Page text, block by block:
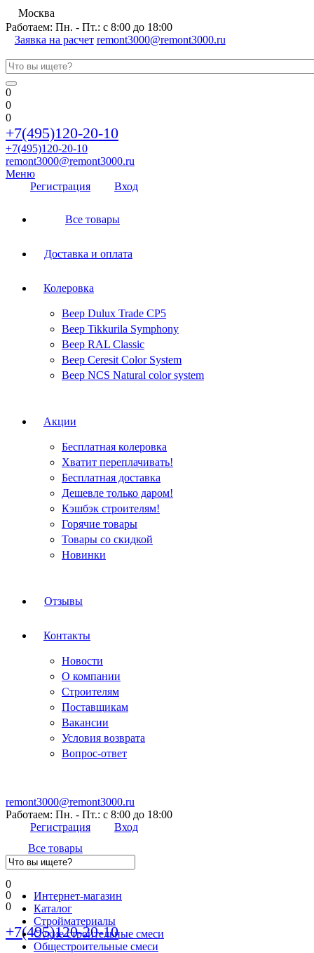
Москва
Работаем: Пн. - Пт.: с 8:00 до 18:00
Заявка на расчет remont3000@remont3000.ru
0
0
0
+7(495)120-20-10
+7(495)120-20-10
remont3000@remont3000.ru
Меню
Регистрация
Вход
Все товары
Доставка и оплата
Колеровка
Веер Dulux Trade CP5
Веер Tikkurila Symphony
Веер RAL Classic
Веер Ceresit Color System
Веер NCS Natural color system
Акции
Бесплатная колеровка
Хватит переплачивать!
Бесплатная доставка
Дешевле только даром!
Кэшбэк строителям!
Горячие товары
Товары со скидкой
Новинки
Отзывы
Контакты
Новости
О компании
Строителям
Поставщикам
Вакансии
Условия возврата
Вопрос-ответ
remont3000@remont3000.ru
Работаем: Пн. - Пт.: с 8:00 до 18:00
Регистрация
Вход
Все товары
0
0
0
+7(495)120-20-10
Интернет-магазин
Каталог
Стройматериалы
Сухие строительные смеси
Общестроительные смеси